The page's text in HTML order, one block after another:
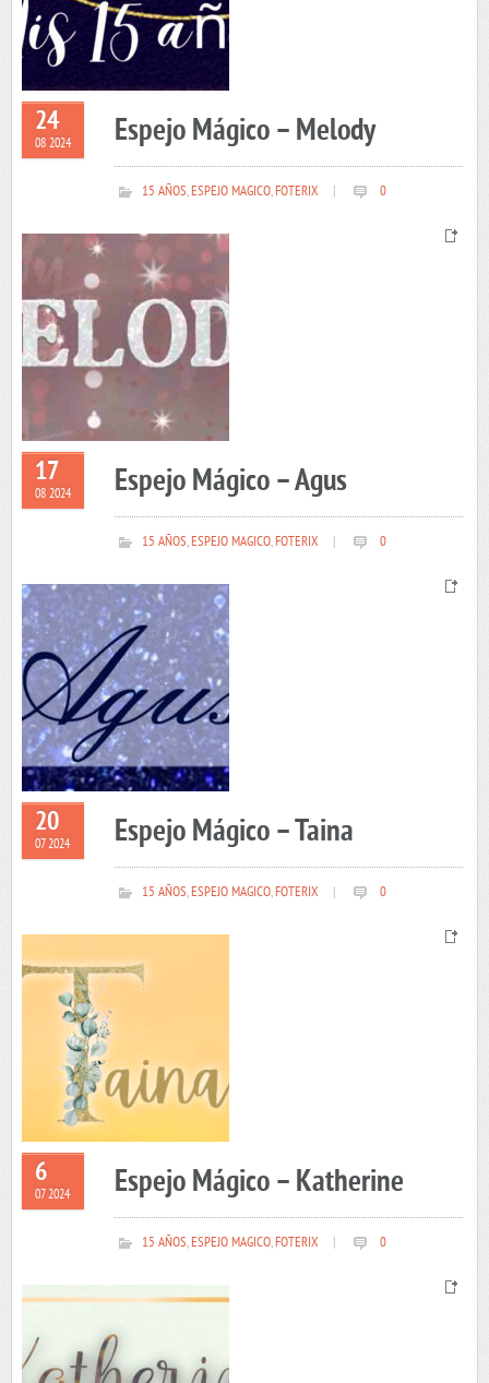
24
08 2024 Espejo Mágico – Melody
15 AÑOS,ESPEJO MAGICO,FOTERIX 0
17
08 2024 Espejo Mágico – Agus
15 AÑOS,ESPEJO MAGICO,FOTERIX 0
20
07 2024 Espejo Mágico – Taina
15 AÑOS,ESPEJO MAGICO,FOTERIX 0
6
07 2024 Espejo Mágico – Katherine
15 AÑOS,ESPEJO MAGICO,FOTERIX 0